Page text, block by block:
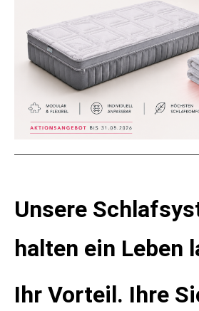
Unsere
halten ein Leben
Ihr Vorteil. Ihre